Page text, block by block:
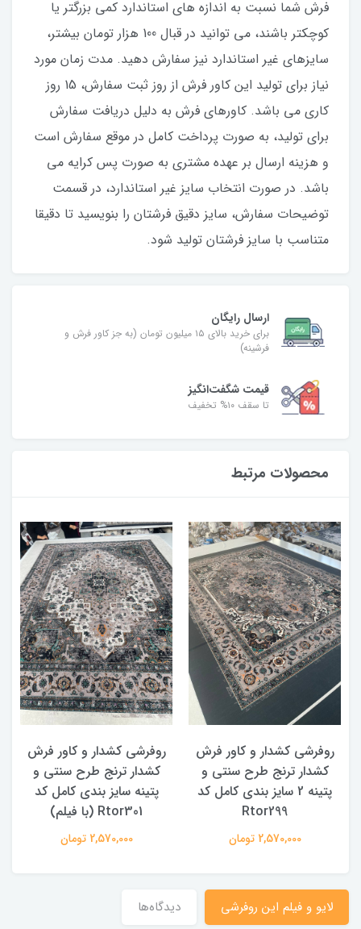
فرش شما نسبت به اندازه های استاندارد کمی بزرگتر یا
کوچکتر باشند، می توانید در قبال 100 هزار تومان بیشتر،
سایزهای غیر استاندارد نیز سفارش دهید. مدت زمان مورد
نیاز برای تولید این کاور فرش از روز ثبت سفارش، 15 روز
کاری می باشد. کاورهای فرش به دلیل دریافت سفارش
برای تولید، به صورت پرداخت کامل در موقع سفارش است
و هزینه ارسال بر عهده مشتری به صورت پس کرایه می
باشد. در صورت انتخاب سایز غیر استاندارد، در قسمت
توضیحات سفارش، سایز دقیق فرشتان را بنویسید تا دقیقا
متناسب با سایز فرشتان تولید شود.
ارسال رایگان
برای خرید بالای ۱۵ میلیون تومان (به جز کاور فرش و
فرشینه)
قیمت شگفت‌انگیز
تا سقف ۱۰% تخفیف
محصولات مرتبط
روفرشی کشدار و کاور فرش
کشدار ترنج طرح سنتی و
پتینه 2 سایز بندی کامل کد
Rtor299
2,570,000 تومان
روفرشی کشدار و کاور فرش
کشدار ترنج طرح سنتی و
پتینه سایز بندی کامل کد
Rtor301 (با فیلم)
2,570,000 تومان
لایو و فیلم این روفرشی دیدگاه‌ها